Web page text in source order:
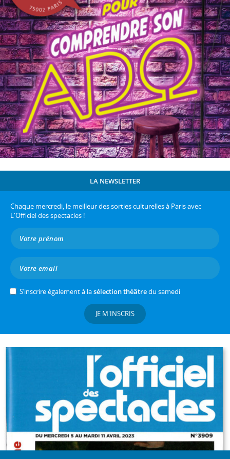
LA NEWSLETTER
Chaque mercredi, le meilleur des sorties culturelles à Paris avec
L'Officiel des spectacles !
S’inscrire également à lasélection théâtredu samedi
JE M'INSCRIS